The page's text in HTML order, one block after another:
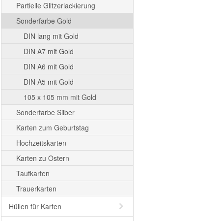
Partielle Glitzerlackierung
Sonderfarbe Gold
DIN lang mit Gold
DIN A7 mit Gold
DIN A6 mit Gold
DIN A5 mit Gold
105 x 105 mm mit Gold
Sonderfarbe Silber
Karten zum Geburtstag
Hochzeitskarten
Karten zu Ostern
Taufkarten
Trauerkarten
Hüllen für Karten